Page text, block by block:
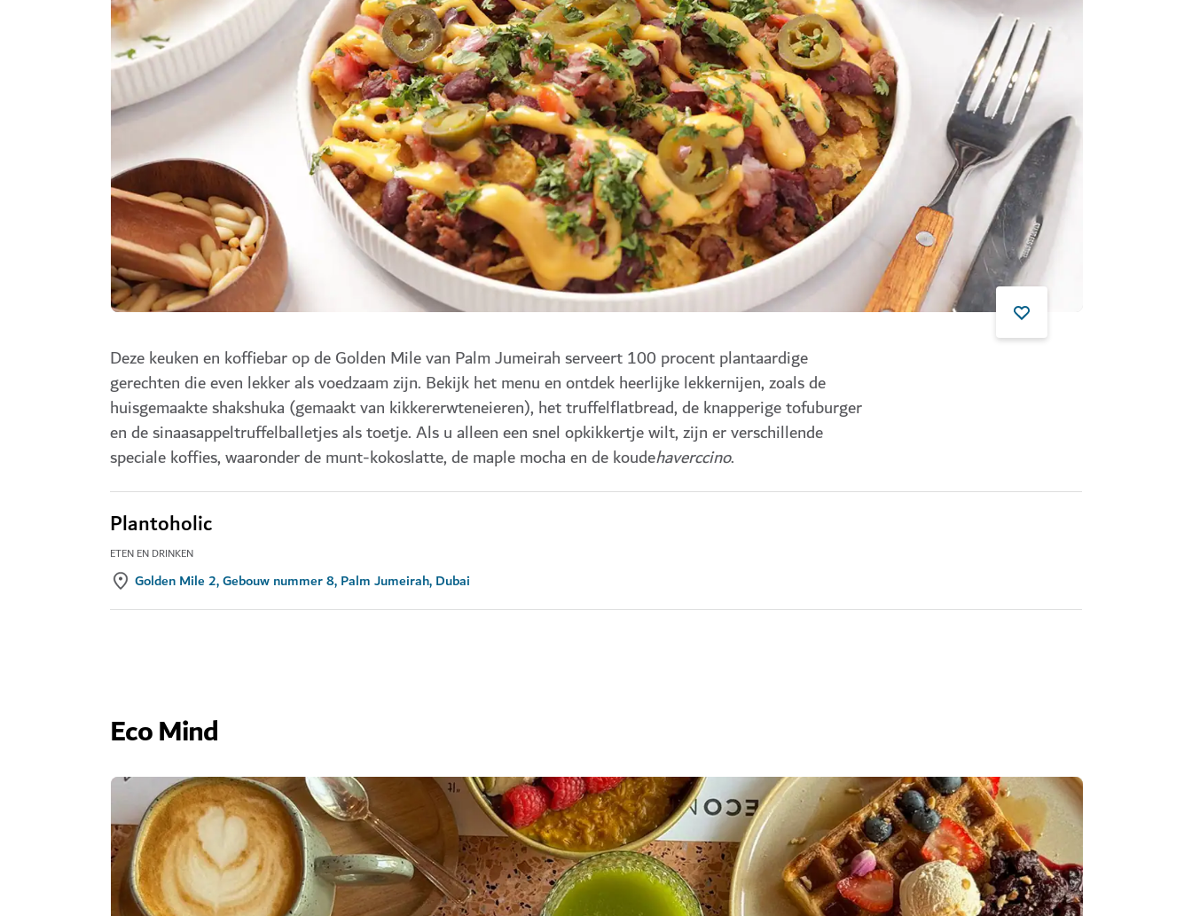
Deze keuken en koffiebar op de Golden Mile van Palm Jumeirah serveert 100 procent plantaardige
gerechten die even lekker als voedzaam zijn. Bekijk het menu en ontdek heerlijke lekkernijen, zoals de
huisgemaakte shakshuka (gemaakt van kikkererwteneieren), het truffelflatbread, de knapperige tofuburger
en de sinaasappeltruffelballetjes als toetje. Als u alleen een snel opkikkertje wilt, zijn er verschillende
speciale koffies, waaronder de munt-kokoslatte, de maple mocha en de koudehaverccino.
Plantoholic
ETEN EN DRINKEN
Golden Mile 2, Gebouw nummer 8, Palm Jumeirah, Dubai
Eco Mind